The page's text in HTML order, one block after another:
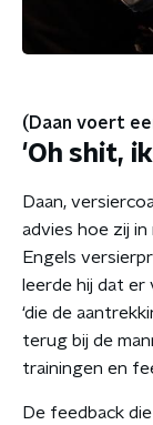
(Daan voert
'Oh shit,
Daan,
advies hoe zij
Engels
leerde hij dat
‘die de
terug bij de
trainingen en
De feedback